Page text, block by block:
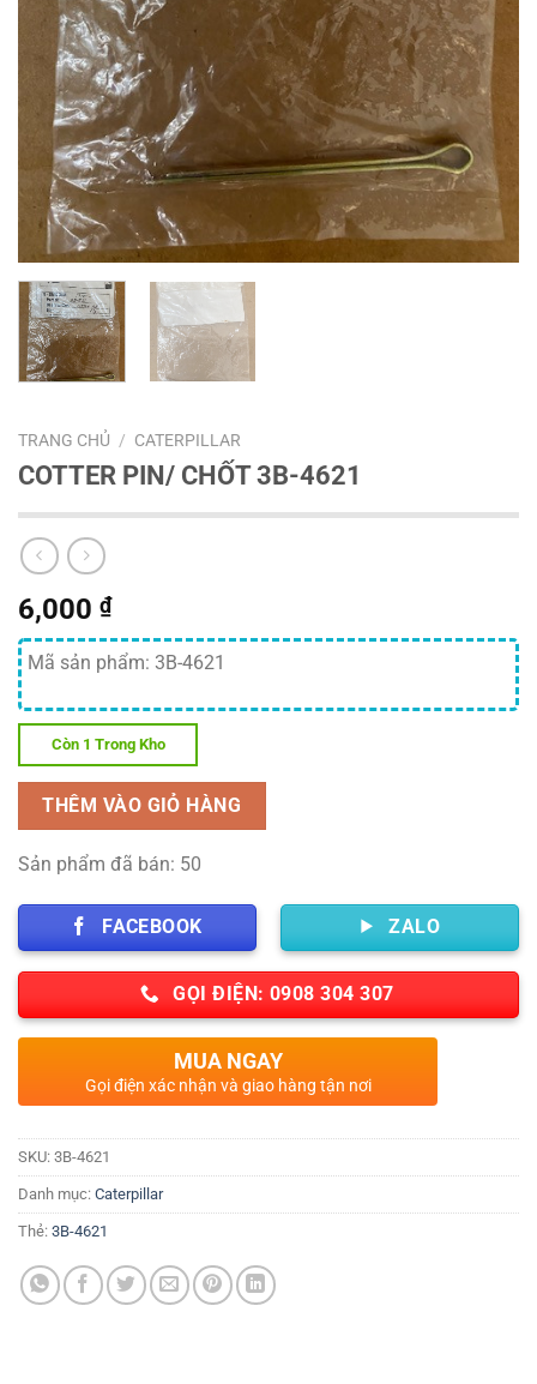
TRANG CHỦ / CATERPILLAR
COTTER PIN/ CHỐT 3B-4621
6,000 ₫
Mã sản phẩm: 3B-4621
Còn 1 Trong Kho
THÊM VÀO GIỎ HÀNG
Sản phẩm đã bán: 50
FACEBOOK ZALO
GỌI ĐIỆN: 0908 304 307
MUA NGAY
Gọi điện xác nhận và giao hàng tận nơi
SKU: 3B-4621
Danh mục: Caterpillar
Thẻ: 3B-4621